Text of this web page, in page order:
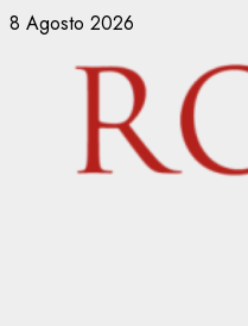
Vai
contenuto
8 Agosto 2026